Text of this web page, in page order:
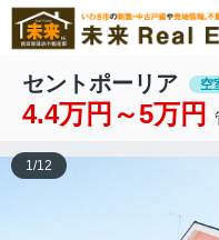
セントポーリア 空
4.4万円～5万円
1/12